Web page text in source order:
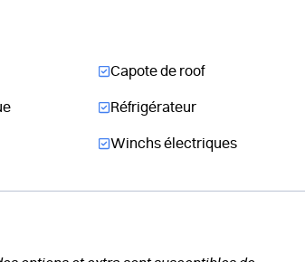
Capote de roof
Réfrigérateur
Winchs électriques